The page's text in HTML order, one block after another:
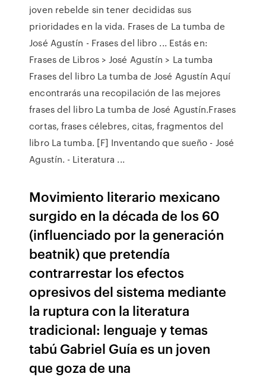
joven rebelde sin tener decididas sus
prioridades en la vida. Frases de La tumba de
José Agustín - Frases del libro ... Estás en:
Frases de Libros > José Agustín > La tumba
Frases del libro La tumba de José Agustín Aquí
encontrarás una recopilación de las mejores
frases del libro La tumba de José Agustín.Frases
cortas, frases célebres, citas, fragmentos del
libro La tumba. [F] Inventando que sueño - José
Agustín. - Literatura ...
Movimiento literario mexicano
surgido en la década de los 60
(influenciado por la generación
beatnik) que pretendía
contrarrestar los efectos
opresivos del sistema mediante
la ruptura con la literatura
tradicional: lenguaje y temas
tabú Gabriel Guía es un joven
que goza de una